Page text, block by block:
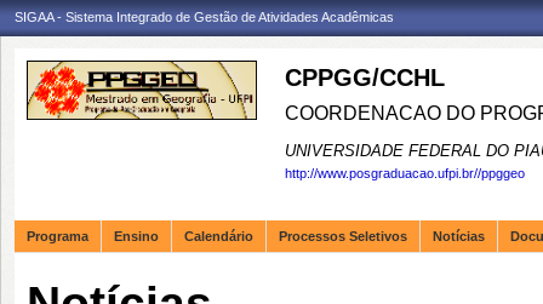
SIGAA - Sistema Integrado de Gestão de Atividades Acadêmicas
CPPGG/CCHL
COORDENACAO DO
UNIVERSIDADE FEDERAL DO
http://www.posgraduacao.ufpi.br//ppggeo
Programa Ensino Calendário Processos Seletivos Notícias